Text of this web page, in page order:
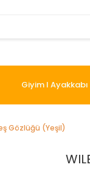
Giyim I Ayakkabı
Gözlüğü (Yeşil)